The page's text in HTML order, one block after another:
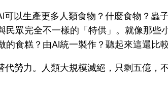
以生產更多人類食物？什麼食物？蟲
民眾完全不一樣的「特供」。就像那
食糕？由Al統一製作？聽起來這還比
勞力。人類大規模滅絕，只剩五億，